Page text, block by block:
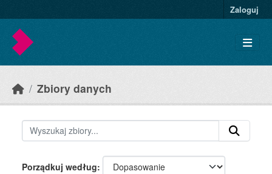
Zaloguj
Zbiory danych
Porządkuj według